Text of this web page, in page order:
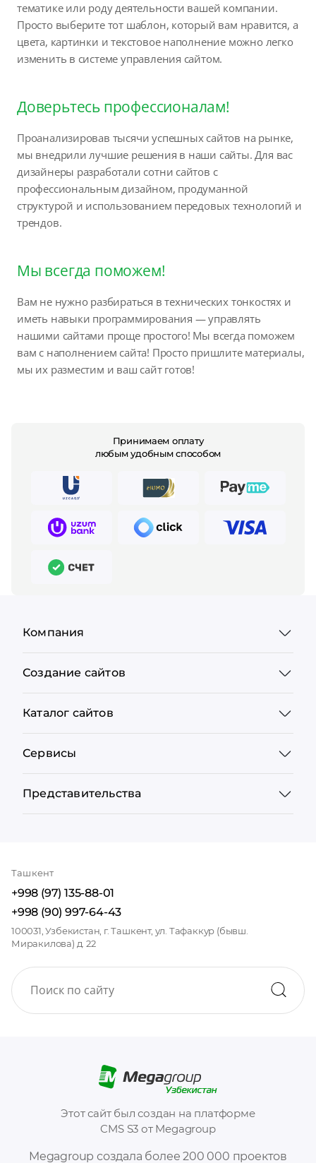
тематике или роду деятельности вашей компании.
Просто выберите тот шаблон, который вам нравится, а
цвета, картинки и текстовое наполнение можно легко
изменить в системе управления сайтом.
Доверьтесь профессионалам!
Проанализировав тысячи успешных сайтов на рынке,
мы внедрили лучшие решения в наши сайты. Для вас
дизайнеры разработали сотни сайтов с
профессиональным дизайном, продуманной
структурой и использованием передовых технологий и
трендов.
Мы всегда поможем!
Вам не нужно разбираться в технических тонкостях и
иметь навыки программирования — управлять
нашими сайтами проще простого! Мы всегда поможем
вам с наполнением сайта! Просто пришлите материалы,
мы их разместим и ваш сайт готов!
Принимаем оплату
любым удобным способом
Megagroup создала более 200 000 проектов
Этот сайт был создан на платформе
CMS S3 от Megagroup
Компания
Создание сайтов
Каталог сайтов
Сервисы
Представительства
Ташкент
+998 (97) 135-88-01
+998 (90) 997-64-43
100031, Узбекистан, г. Ташкент, ул. Тафаккур (бывш.
Миракилова) д. 22